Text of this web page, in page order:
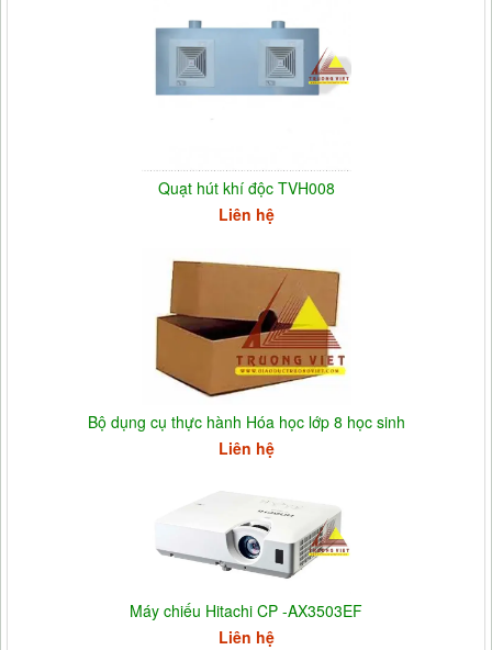
Quạt hút khí độc TVH008
Liên hệ
Bộ dụng cụ thực hành Hóa học lớp 8 học sinh
Liên hệ
Máy chiếu Hitachi CP -AX3503EF
Liên hệ